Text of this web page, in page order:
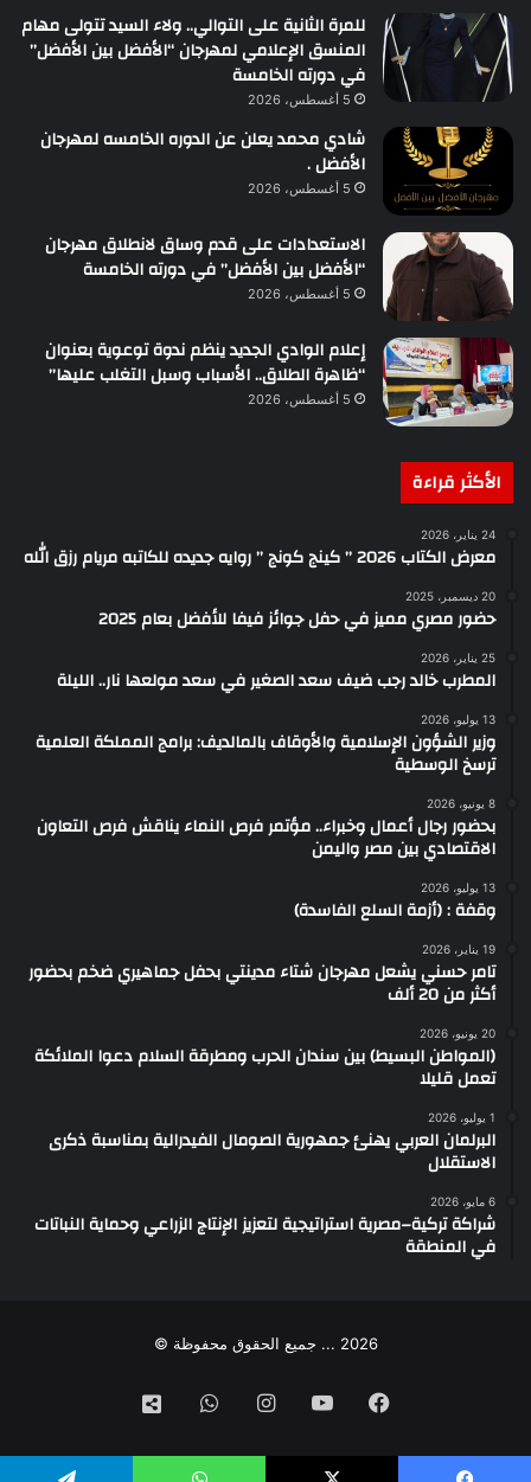
للمرة الثانية على التوالي.. ولاء السيد تتولى مهام
المنسق الإعلامي لمهرجان “الأفضل بين الأفضل”
في دورته الخامسة
5 أغسطس، 2026
شادي محمد يعلن عن الدوره الخامسه لمهرجان
الأفضل .
5 أغسطس، 2026
الاستعدادات على قدم وساق لانطلاق مهرجان
“الأفضل بين الأفضل” في دورته الخامسة
5 أغسطس، 2026
إعلام الوادي الجديد ينظم ندوة توعوية بعنوان
“ظاهرة الطلاق.. الأسباب وسبل التغلب عليها”
5 أغسطس، 2026
الأكثر قراءة
24 يناير، 2026
معرض الكتاب 2026 ” كينج كونج ” روايه جديده للكاتبه مريام رزق الله
20 ديسمبر، 2025
حضور مصري مميز في حفل جوائز فيفا للأفضل بعام 2025
25 يناير، 2026
المطرب خالد رجب ضيف سعد الصغير في سعد مولعها نار.. الليلة
13 يوليو، 2026
وزير الشؤون الإسلامية والأوقاف بالمالديف: برامج المملكة العلمية
ترسخ الوسطية
8 يونيو، 2026
بحضور رجال أعمال وخبراء.. مؤتمر فرص النماء يناقش فرص التعاون
الاقتصادي بين مصر واليمن
13 يوليو، 2026
وقفة : (أزمة السلع الفاسدة)
19 يناير، 2026
تامر حسني يشعل مهرجان شتاء مدينتي بحفل جماهيري ضخم بحضور
أكثر من 20 ألف
20 يونيو، 2026
(المواطن البسيط) بين سندان الحرب ومطرقة السلام دعوا الملائكة
تعمل قليلا
1 يوليو، 2026
البرلمان العربي يهنئ جمهورية الصومال الفيدرالية بمناسبة ذكرى
الاستقلال
6 مايو، 2026
شراكة تركية–مصرية استراتيجية لتعزيز الإنتاج الزراعي وحماية النباتات
في المنطقة
2026 ... جميع الحقوق محفوظة ©
فيسبوك‫YouTubeانستقرامواتسابتيك
توك